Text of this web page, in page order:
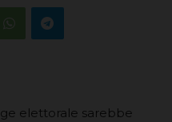
elettorale sarebbe